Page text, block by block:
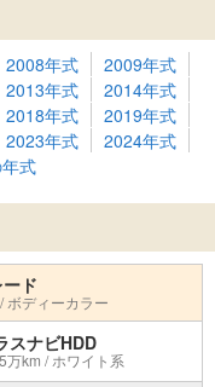
2008年式
2009年式
2013年式
2014年式
2018年式
2019年式
2023年式
2024年式
式
ド
ボディーカラー
スナビHDD
km / ホワイト系